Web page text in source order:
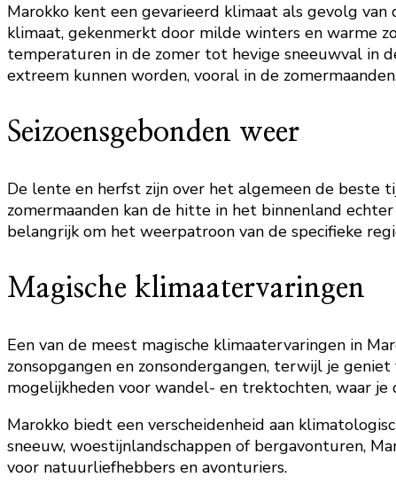
Marokko kent een gevarieerd klimaat als gevolg
klimaat, gekenmerkt door milde winters en warme
temperaturen in de zomer tot hevige sneeuwval in
extreem kunnen worden, vooral in de
Seizoensgebonden weer
De lente en herfst zijn over het algemeen de beste
zomermaanden kan de hitte in het binnenland
belangrijk om het weerpatroon van de specifieke
Magische klimaatervaringen
Een van de meest magische klimaatervaringen in
zonsopgangen en zonsondergangen, terwijl je
mogelijkheden voor wandel- en trektochten, waar
Marokko biedt een verscheidenheid aan
sneeuw, woestijnlandschappen of bergavonturen,
voor natuurliefhebbers en avonturiers.